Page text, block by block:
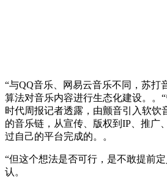
“与QQ音乐、网易云音乐不同，苏打
算法对音乐内容进行生态化建设。。
时代周报记者透露，由颤音引入软饮
的音乐链，从宣传、版权到IP、推广
过自己的平台完成的。。
“但这个想法是否可行，是不敢提前
认。